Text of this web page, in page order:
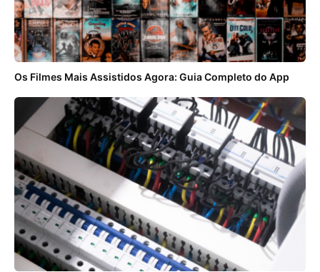
Os Filmes Mais Assistidos Agora: Guia Completo do App